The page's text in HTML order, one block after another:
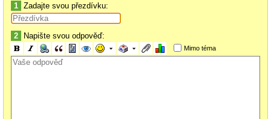
1 Zadajte svou přezdívku:
2 Napište svou odpověď:
Mimo téma